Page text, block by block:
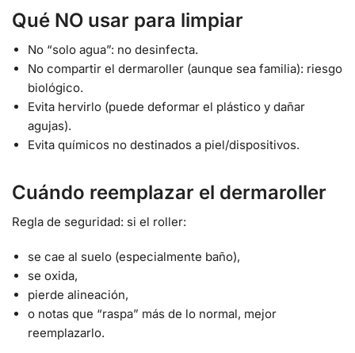
Qué NO usar para limpiar
No “solo agua”: no desinfecta.
No compartir el dermaroller (aunque sea familia): riesgo
biológico.
Evita hervirlo (puede deformar el plástico y dañar
agujas).
Evita químicos no destinados a piel/dispositivos.
Cuándo reemplazar el dermaroller
Regla de seguridad: si el roller:
se cae al suelo (especialmente baño),
se oxida,
pierde alineación,
o notas que “raspa” más de lo normal, mejor
reemplazarlo.